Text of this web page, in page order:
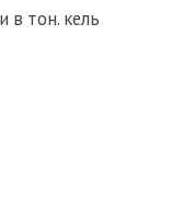
в тон. кель